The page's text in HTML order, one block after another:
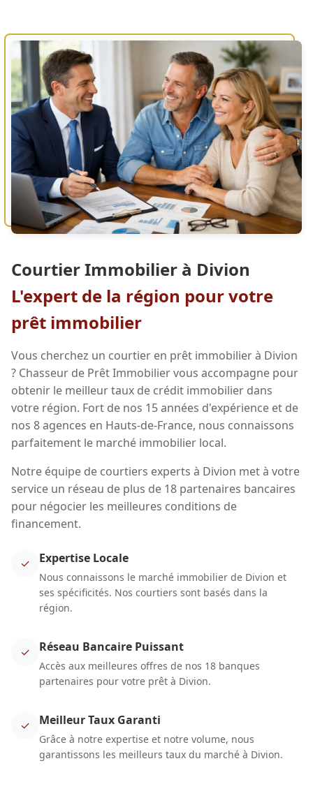
Courtier Immobilier à Divion
L'expert de la région pour votre
prêt immobilier
Vous cherchez un courtier en prêt immobilier à Divion
? Chasseur de Prêt Immobilier vous accompagne pour
obtenir le meilleur taux de crédit immobilier dans
votre région. Fort de nos 15 années d'expérience et de
nos 8 agences en Hauts-de-France, nous connaissons
parfaitement le marché immobilier local.
Notre équipe de courtiers experts à Divion met à votre
service un réseau de plus de 18 partenaires bancaires
pour négocier les meilleures conditions de
financement.
✓ Expertise Locale
Nous connaissons le marché immobilier de Divion et
ses spécificités. Nos courtiers sont basés dans la
région.
✓ Réseau Bancaire Puissant
Accès aux meilleures offres de nos 18 banques
partenaires pour votre prêt à Divion.
✓ Meilleur Taux Garanti
Grâce à notre expertise et notre volume, nous
garantissons les meilleurs taux du marché à Divion.